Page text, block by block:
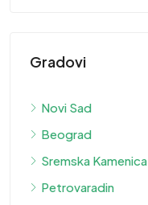
Gradovi
Novi Sad
Beograd
Sremska Kamenica
Petrovaradin